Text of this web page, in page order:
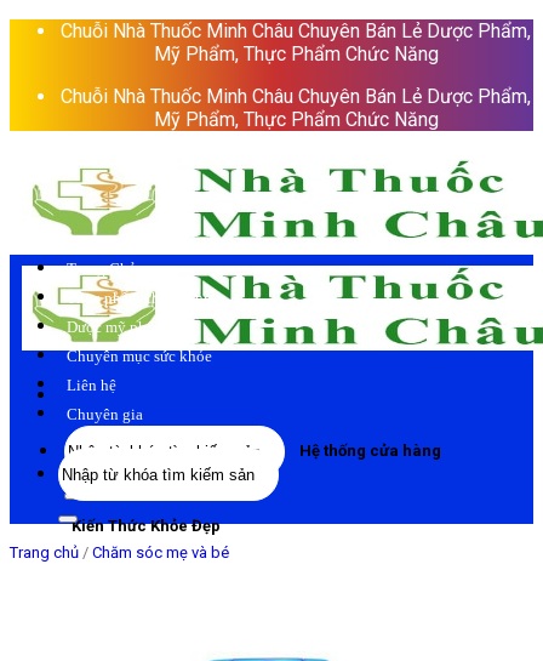
Skip
Chuỗi Nhà Thuốc Minh Châu Chuyên Bán Lẻ Dược Phẩm,
Mỹ Phẩm, Thực Phẩm Chức Năng
Chuỗi Nhà Thuốc Minh Châu Chuyên Bán Lẻ Dược Phẩm,
Mỹ Phẩm, Thực Phẩm Chức Năng
Tìm
kiếm:
Hệ thống cửa hàng
Kiến Thức Khỏe Đẹp
Trang Chủ
Thực phẩm chức năng
Dược mỹ phẩm
Chuyên mục sức khỏe
Liên hệ
Chuyên gia
Tìm
kiếm:
Trang chủ / Chăm sóc mẹ và bé